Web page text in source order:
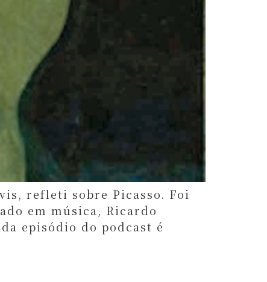
refleti sobre Picasso. Foi
em música, Ricardo
episódio do podcast é